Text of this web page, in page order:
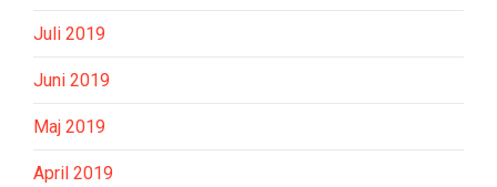
Juli 2019
Juni 2019
Maj 2019
April 2019